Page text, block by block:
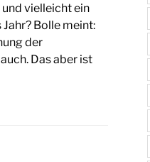
und vielleicht ein
Bolle meint:
der
Das aber ist